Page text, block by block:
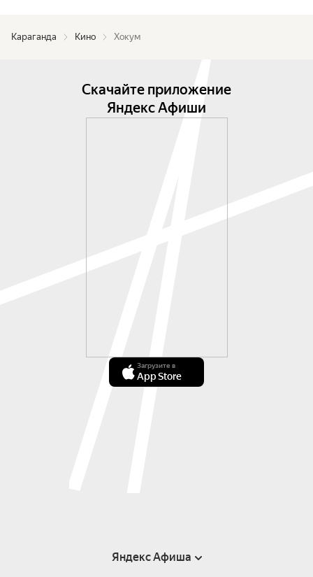
Караганда Кино Хокум
Скачайте приложение
Яндекс Афиши
Загрузите в
App Store
Яндекс Афиша